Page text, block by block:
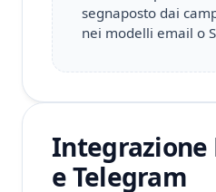
segnaposto dai
nei modelli email o
Integrazione
e Telegram